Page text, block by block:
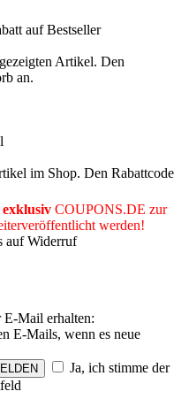
auf Bestseller
Artikel. Den
an.
im Shop. Den Rabattcode
exklusiv COUPONS.DE zur
werden!
auf Widerruf
E-Mail erhalten:
E-Mails, wenn es neue
Ja, ich stimme der